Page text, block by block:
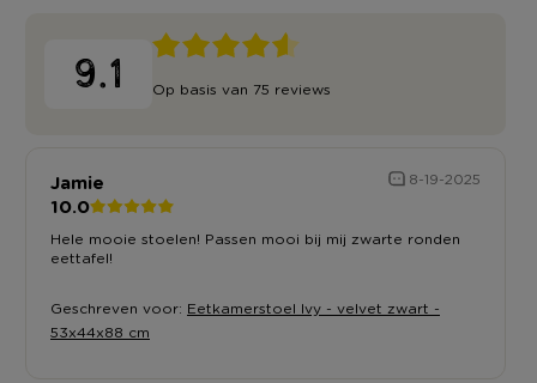
9.1 Op basis van 75 reviews
Jamie 8-19-2025
10.0
Hele mooie stoelen! Passen mooi bij mij zwarte ronden
eettafel!
Geschreven voor: Eetkamerstoel Ivy - velvet zwart -
53x44x88 cm